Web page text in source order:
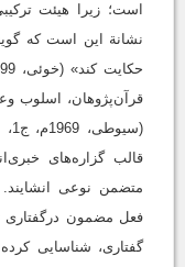
است؛ زیرا هیئت
نشانة این است که
حکایت کند» (خوئی، 1399ق، ج1، ص87).
قرآن‌پژوهان، اسلوب
قالب گزاره‌های
متضمن نوعی
فعل مضمون درگفتاری
گفتاری، شناسايی